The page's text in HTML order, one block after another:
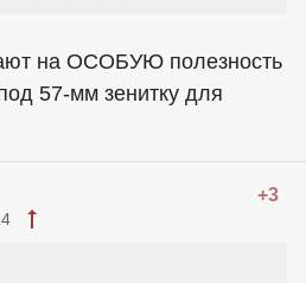
на ОСОБУЮ полезность
57-мм зенитку для
+3